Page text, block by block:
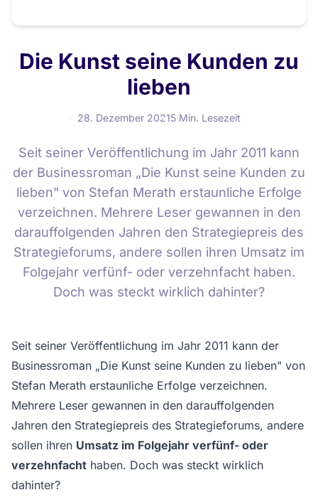
Die Kunst seine Kunden zu
lieben
28. Dezember 20215 Min. Lesezeit
Seit seiner Veröffentlichung im Jahr 2011 kann
der Businessroman „Die Kunst seine Kunden zu
lieben" von Stefan Merath erstaunliche Erfolge
verzeichnen. Mehrere Leser gewannen in den
darauffolgenden Jahren den Strategiepreis des
Strategieforums, andere sollen ihren Umsatz im
Folgejahr verfünf- oder verzehnfacht haben.
Doch was steckt wirklich dahinter?
Seit seiner Veröffentlichung im Jahr 2011 kann der
Businessroman „Die Kunst seine Kunden zu lieben" von
Stefan Merath erstaunliche Erfolge verzeichnen.
Mehrere Leser gewannen in den darauffolgenden
Jahren den Strategiepreis des Strategieforums, andere
sollen ihren Umsatz im Folgejahr verfünf- oder
verzehnfacht haben. Doch was steckt wirklich
dahinter?